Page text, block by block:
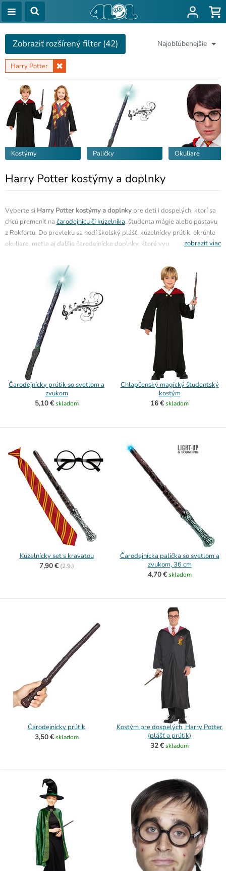
Najobľúbenejšie
Zobraziť rozšírený filter (42)
Harry Potter
Kostýmy Paličky Okuliare
Harry Potter kostýmy a doplnky
Vyberte si Harry Potter kostýmy a doplnky pre deti i dospelých, ktorí sa
chcú premeniť na čarodejnicu či kúzelníka, študenta mágie alebo postavu
z Rokfortu. Do prevleku sa hodí školský plášť, kúzelnícky prútik, okrúhle
okuliare, metla aj ďalšie čarodejnícke doplnky, ktoré využijete na
a pripravené na rýchle odoslanie.
zobraziť viac
Čarodejnícky prútik so svetlom a
zvukom
5,10 € skladom
Chlapčenský magický študentský
kostým
16 €skladom
Kúzelnícky set s kravatou
7,90 € (2.9.)
Čarodejnícka palička so svetlom a
zvukom, 36 cm
4,70 € skladom
Čarodejnícky prútik
3,50 € skladom
Kostým pre dospelých, Harry Potter
(plášť a prútik)
32 €skladom